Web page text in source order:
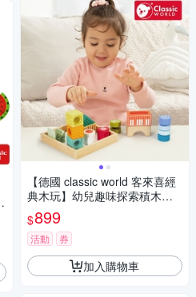
【德國 classic world 客來喜經
典木玩】幼兒趣味探索積木《5
4174》
$899
活動 券
加入購物車